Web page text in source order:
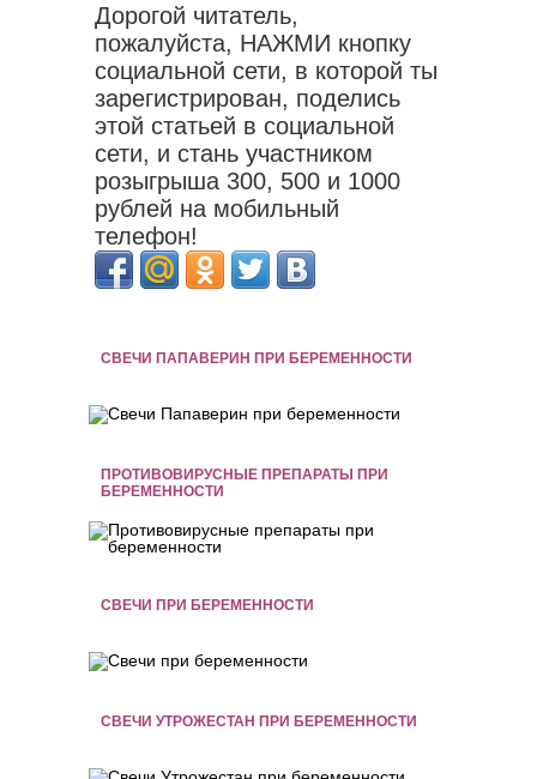
Дорогой читатель,
пожалуйста, НАЖМИ кнопку
социальной сети, в которой ты
зарегистрирован, поделись
этой статьей в социальной
сети, и стань участником
розыгрыша 300, 500 и 1000
рублей на мобильный
телефон!
СВЕЧИ ПАПАВЕРИН ПРИ БЕРЕМЕННОСТИ
ПРОТИВОВИРУСНЫЕ ПРЕПАРАТЫ ПРИ
БЕРЕМЕННОСТИ
СВЕЧИ ПРИ БЕРЕМЕННОСТИ
СВЕЧИ УТРОЖЕСТАН ПРИ БЕРЕМЕННОСТИ